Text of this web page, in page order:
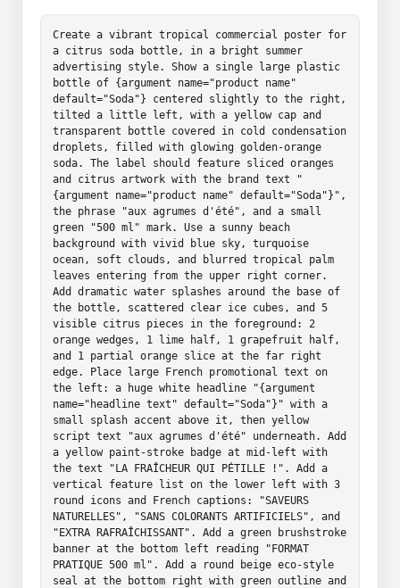
Create a vibrant tropical commercial poster for
a citrus soda bottle, in a bright summer
advertising style. Show a single large plastic
bottle of {argument name="product name"
default="Soda"} centered slightly to the right,
tilted a little left, with a yellow cap and
transparent bottle covered in cold condensation
droplets, filled with glowing golden-orange
soda. The label should feature sliced oranges
and citrus artwork with the brand text "
{argument name="product name" default="Soda"}",
the phrase "aux agrumes d'été", and a small
green "500 ml" mark. Use a sunny beach
background with vivid blue sky, turquoise
ocean, soft clouds, and blurred tropical palm
leaves entering from the upper right corner.
Add dramatic water splashes around the base of
the bottle, scattered clear ice cubes, and 5
visible citrus pieces in the foreground: 2
orange wedges, 1 lime half, 1 grapefruit half,
and 1 partial orange slice at the far right
edge. Place large French promotional text on
the left: a huge white headline "{argument
name="headline text" default="Soda"}" with a
small splash accent above it, then yellow
script text "aux agrumes d'été" underneath. Add
a yellow paint-stroke badge at mid-left with
the text "LA FRAÎCHEUR QUI PÉTILLE !". Add a
vertical feature list on the lower left with 3
round icons and French captions: "SAVEURS
NATURELLES", "SANS COLORANTS ARTIFICIELS", and
"EXTRA RAFRAÎCHISSANT". Add a green brushstroke
banner at the bottom left reading "FORMAT
PRATIQUE 500 ml". Add a round beige eco-style
seal at the bottom right with green outline and